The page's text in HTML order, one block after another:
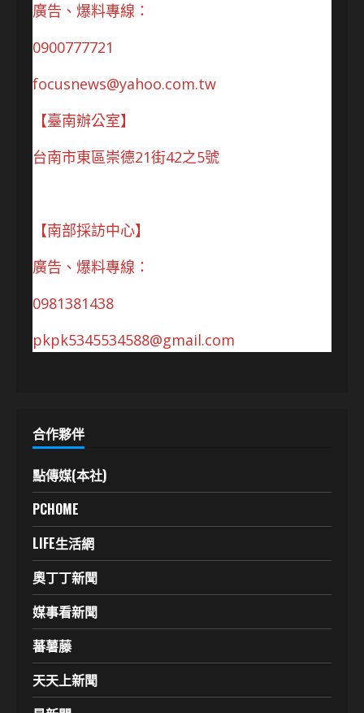
廣告、爆料專線：
0900777721
focusnews@yahoo.com.tw
【臺南辦公室】
台南市東區崇德21街42之5號
【南部採訪中心】
廣告、爆料專線：
0981381438
pkpk5345534588@gmail.com
合作夥伴
點傳媒(本社)
PCHOME
LIFE生活網
奧丁丁新聞
媒事看新聞
蕃薯藤
天天上新聞